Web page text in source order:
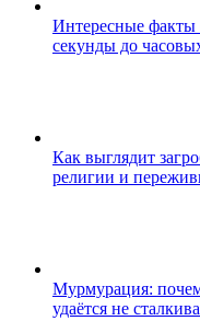
Интересные факты
секунды до
Как выглядит
религии и
Мурмурация:
удаётся не